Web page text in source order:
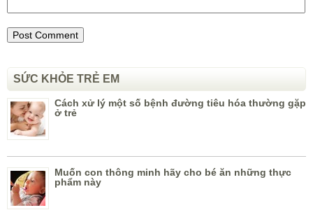
SỨC KHỎE TRẺ EM
Cách xử lý một số bệnh đường tiêu hóa thường gặp
ở trẻ
Muốn con thông minh hãy cho bé ăn những thực
phẩm này